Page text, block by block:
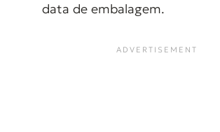
data de embalagem.